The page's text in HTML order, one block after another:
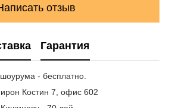
отзыв
Гарантия
- бесплатно.
Костин 7, офис 602